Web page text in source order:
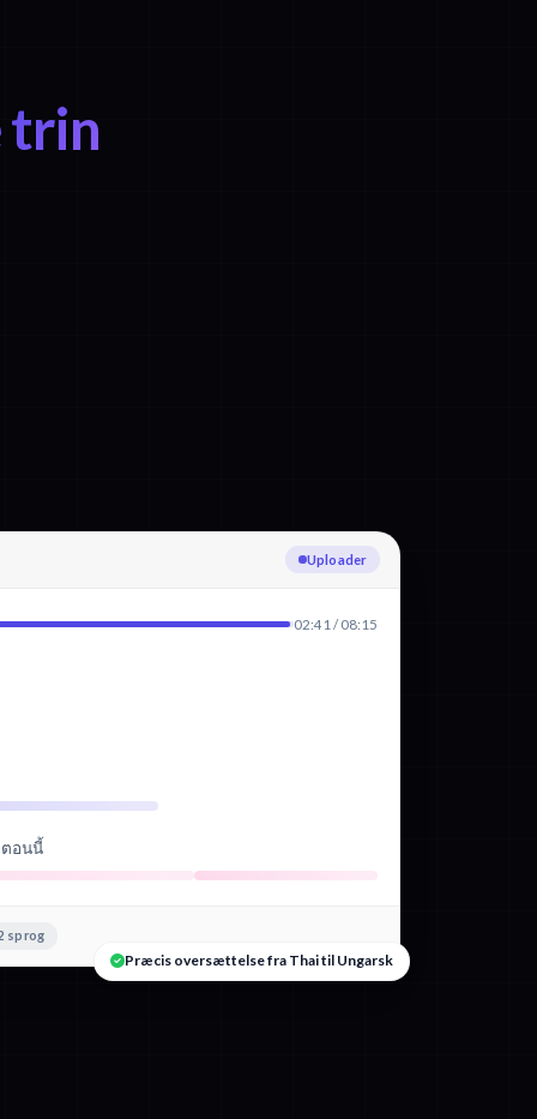
trin
Transskriberer Thai
02:41 / 08:15
อนนี้
sprog
Præcis oversættelse fra Thai til Ungarsk